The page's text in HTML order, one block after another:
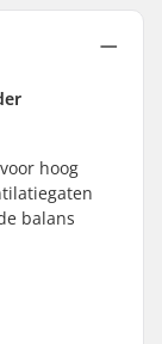
hoog
balans